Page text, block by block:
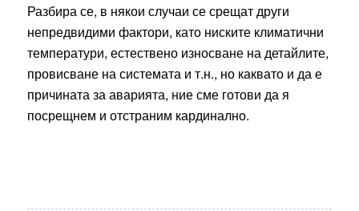
Разбира се, в някои случаи се срещат други
непредвидими фактори, като ниските климатични
температури, естествено износване на детайлите,
провисване на системата и т.н., но каквато и да е
причината за аварията, ние сме готови да я
посрещнем и отстраним кардинално.